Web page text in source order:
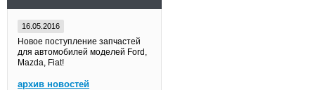
16.05.2016
Новое поступление запчастей
для автомобилей моделей Ford,
Mazda, Fiat!
архив новостей